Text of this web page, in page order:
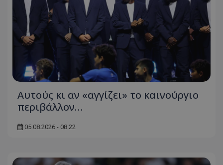
Αυτούς κι αν «αγγίζει» το καινούργιο
περιβάλλον…
05.08.2026 - 08:22